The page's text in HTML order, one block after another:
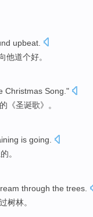
upbeat.
他道个好。
Christmas Song."
《圣诞歌》。
is going.
的。
through the trees
树林。